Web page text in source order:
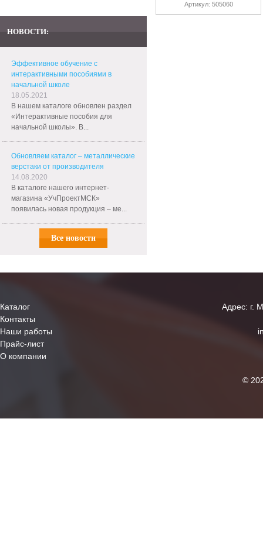
НОВОСТИ:
Эффективное обучение с
интерактивными пособиями в
начальной школе
18.05.2021
В нашем каталоге обновлен раздел
«Интерактивные пособия для
начальной школы». В...
Обновляем каталог – металлические
верстаки от производителя
14.08.2020
В каталоге нашего интернет-
магазина «УчПроектМСК»
появилась новая продукция – ме...
Все новости
Артикул: 505060
Каталог
Контакты
Наши работы
Прайс-лист
О компании
Адрес: г.
©